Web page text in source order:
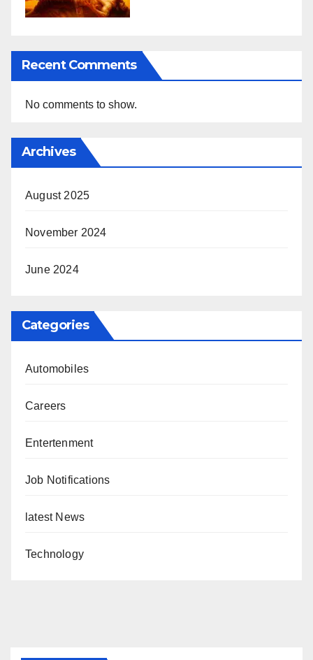
Recent Comments
No comments to show.
Archives
August 2025
November 2024
June 2024
Categories
Automobiles
Careers
Entertenment
Job Notifications
latest News
Technology